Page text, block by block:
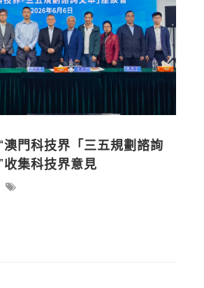
澳門科技界「三五規劃諮詢
收集科技界意見